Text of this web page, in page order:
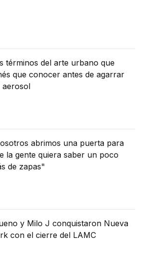
términos del arte urbano que
que conocer antes de agarrar
aerosol
abrimos una puerta para
la gente quiera saber un poco
de zapas"
y Milo J conquistaron Nueva
con el cierre del LAMC